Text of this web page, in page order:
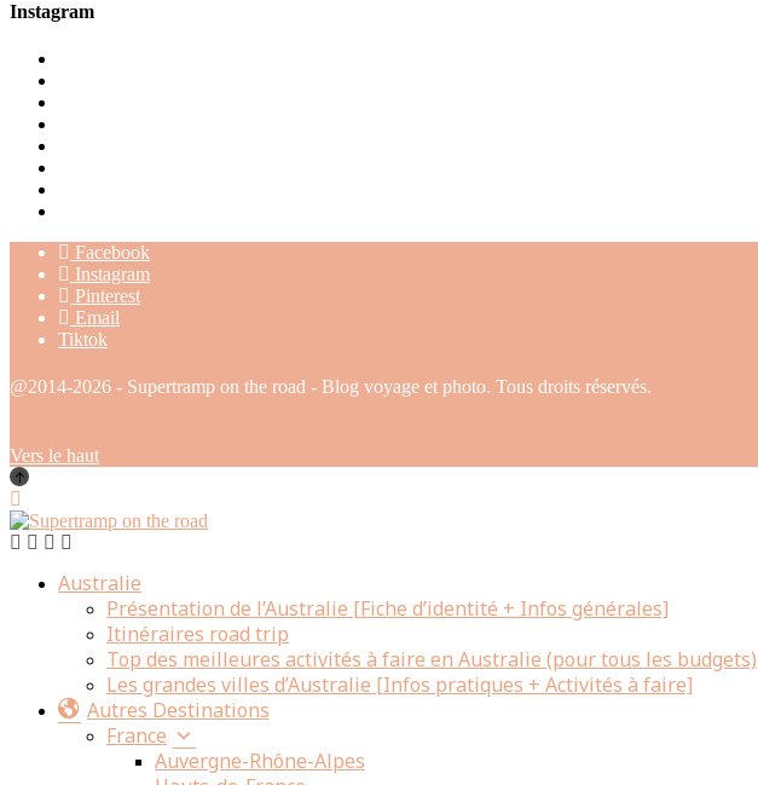
Instagram
Facebook
Instagram
Pinterest
Email
Tiktok
@2014-2026 - Supertramp on the road - Blog voyage et photo. Tous droits réservés.
Vers le haut
Australie
Présentation de l’Australie [Fiche d’identité + Infos générales]
Itinéraires road trip
Top des meilleures activités à faire en Australie (pour tous les budgets)
Les grandes villes d’Australie [Infos pratiques + Activités à faire]
Autres Destinations
France
Auvergne-Rhône-Alpes